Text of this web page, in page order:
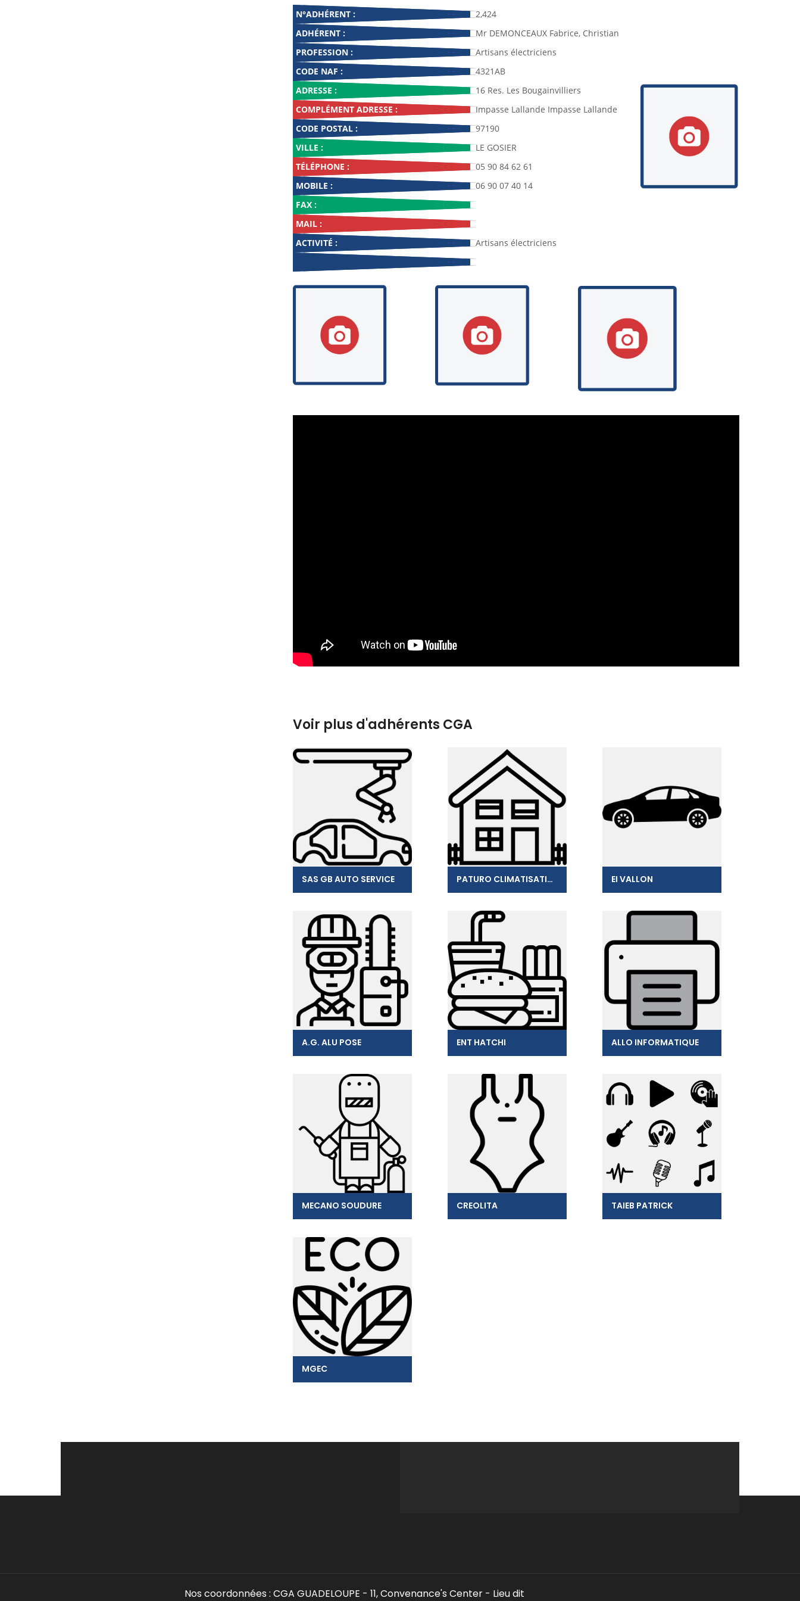
N°ADHÉRENT :
2,424
ADHÉRENT :
Mr DEMONCEAUX Fabrice, Christian
PROFESSION :
Artisans électriciens
CODE NAF :
4321AB
ADRESSE :
16 Res. Les Bougainvilliers
COMPLÉMENT ADRESSE :
Impasse Lallande Impasse Lallande
CODE POSTAL :
97190
VILLE :
LE GOSIER
TÉLÉPHONE :
05 90 84 62 61
MOBILE :
06 90 07 40 14
FAX :
MAIL :
ACTIVITÉ :
Artisans électriciens
Voir plus d'adhérents CGA
SAS GB AUTO SERVICE PATURO CLIMATISATION EI VALLON
A.G. ALU POSE ENT HATCHI ALLO INFORMATIQUE
MECANO SOUDURE CREOLITA TAIEB PATRICK
MGEC
Nos coordonnées : CGA GUADELOUPE - 11, Convenance's Center - Lieu dit